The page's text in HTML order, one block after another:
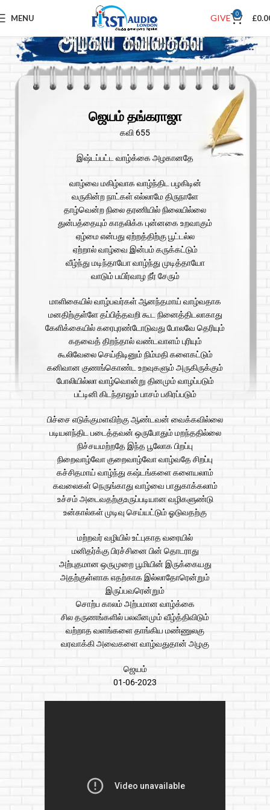
MENU GIVE 0 £
ஜெயம் தங்கராஜா
கவி 655
இஷ்டப்பட்ட வாழ்க்கை அழகானதே
வாழ்வை மகிழ்வாக வாழ்ந்திட பழகிடின்
வருகின்ற நாட்கள் எல்லாமே திருநாளே
தாழ்வென்ற நிலை தரணியில் நிலையில்லை
துன்பத்தையும் காதலிக்க புன்னகை உறவாகும்
ஏழ்மை என்பது ஏற்றத்திற்கு பூட்டல்ல
ஏற்றால் வாழ்வை இன்பம் கருக்கட்டும்
வீழ்ந்து மடிந்தாயோ வாழ்ந்து முடித்தாயோ
வாடும் பயிர்வாழ நீர் சேரும்
மாளிகையில் வாழ்பவர்கள் ஆனந்தமாய் வாழ்வதாக
மனதிற்குள்ளே தப்பித்தவறி கூட நினைத்திடலாகாது
கேளிக்கையில் கரைபுரண்டோடுவது போலவே தெரியும்
கதவைத் திறந்தால் வண்டவாளம் புரியும்
கூலிவேலை செய்திடினும் நிம்மதி களைகட்டும்
கனிவான குணங்கொண்ட உறவுகளும் அருகிருக்கும்
போலியில்லா வாழ்வொன்று தினமும் வாழப்படும்
பட்டினி கிடந்தாலும் பாசம் பகிரப்படும்
பிச்சை எடுக்குமளவிற்கு ஆண்டவன் வைக்கவில்லை
படியளந்திட படைத்தவன் ஒருபோதும் மறந்ததில்லை
நிச்சயமற்றதே இந்த பூலோக பிறப்பு
நிறைவாழ்வோ குறைவாழ்வோ வாழ்வதே சிறப்பு
கச்சிதமாய் வாழ்ந்து கஷ்டங்களை களையலாம்
கவலைகள் நெருங்காது வாழ்வை பாதுகாக்கலாம்
உச்சம் அடைவதற்குஉருப்படியான வழிகளுண்டு
உன்கால்கள் முடிவு செய்யட்டும் ஓடுவதற்கு
மற்றவர் வழியில் உட்புகாத வரையில்
மனிதர்க்கு பிரச்சினை பின் தொடராது
அற்புதமான ஒருமுறை பூமியின் இருக்கையது
அதற்குள்ளாக எதற்காக இல்லாதோரென்றும்
இருப்பவரென்றும்
சொற்ப காலம் அற்பமான வாழ்க்கை
சில தருணங்களில் பலவீனமும் வீழ்த்திவிடும்
வற்றாத வளங்களை தாங்கிய மண்ணுலகு
வரவாக்கி அவைகளை வாழ்வதுதான் அழகு
ஜெயம்
01-06-2023